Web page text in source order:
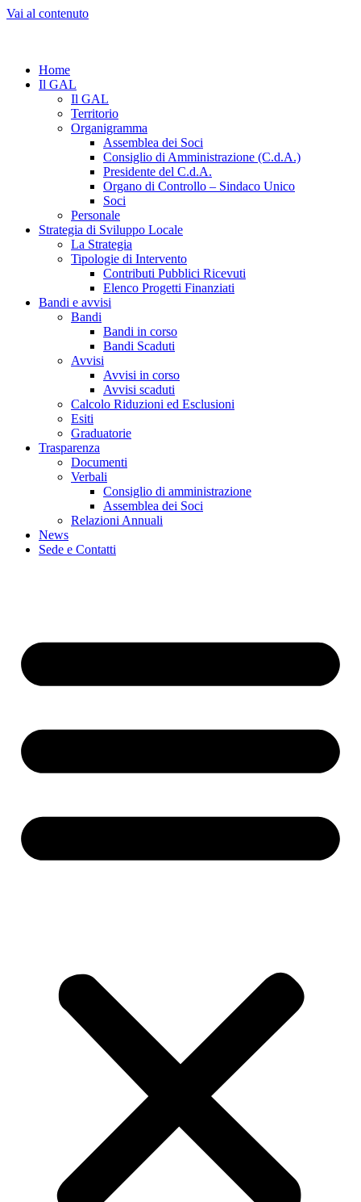
Vai al contenuto
Home
Il GAL
Il GAL
Territorio
Organigramma
Assemblea dei Soci
Consiglio di Amministrazione (C.d.A.)
Presidente del C.d.A.
Organo di Controllo – Sindaco Unico
Soci
Personale
Strategia di Sviluppo Locale
La Strategia
Tipologie di Intervento
Contributi Pubblici Ricevuti
Elenco Progetti Finanziati
Bandi e avvisi
Bandi
Bandi in corso
Bandi Scaduti
Avvisi
Avvisi in corso
Avvisi scaduti
Calcolo Riduzioni ed Esclusioni
Esiti
Graduatorie
Trasparenza
Documenti
Verbali
Consiglio di amministrazione
Assemblea dei Soci
Relazioni Annuali
News
Sede e Contatti